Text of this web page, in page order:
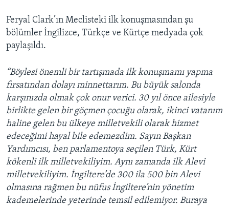
Feryal Clark’ın Meclisteki ilk konuşmasından şu
bölümler İngilizce, Türkçe ve Kürtçe medyada çok
paylaşıldı.
“Böylesi önemli bir tartışmada ilk konuşmamı yapma
fırsatından dolayı minnettarım. Bu büyük salonda
karşınızda olmak çok onur verici. 30 yıl önce ailesiyle
birlikte gelen bir göçmen çocuğu olarak, ikinci vatanım
haline gelen bu ülkeye milletvekili olarak hizmet
edeceğimi hayal bile edemezdim. Sayın Başkan
Yardımcısı, ben parlamentoya seçilen Türk, Kürt
kökenli ilk milletvekiliyim. Aynı zamanda ilk Alevi
milletvekiliyim. İngiltere’de 300 ila 500 bin Alevi
olmasına rağmen bu nüfus İngiltere’nin yönetim
kademelerinde yeterinde temsil edilemiyor. Buraya